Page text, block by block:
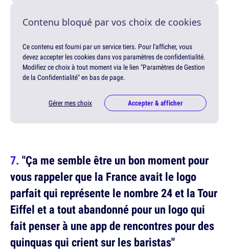
Contenu bloqué par vos choix de cookies
Ce contenu est fourni par un service tiers. Pour l'afficher, vous
devez accepter les cookies dans vos paramètres de confidentialité.
Modifiez ce choix à tout moment via le lien "Paramètres de Gestion
de la Confidentialité" en bas de page.
Gérer mes choix Accepter & afficher
"Ça me semble être un bon moment pour
vous rappeler que la France avait le logo
parfait qui représente le nombre 24 et la Tour
Eiffel et a tout abandonné pour un logo qui
fait penser à une app de rencontres pour des
quinquas qui crient sur les baristas"